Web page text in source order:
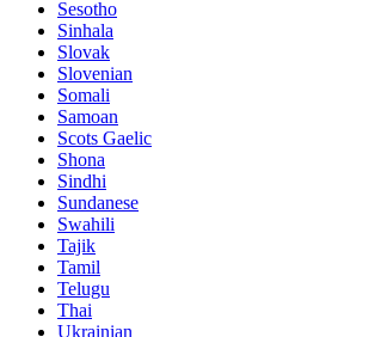
Sesotho
Sinhala
Slovak
Slovenian
Somali
Samoan
Scots Gaelic
Shona
Sindhi
Sundanese
Swahili
Tajik
Tamil
Telugu
Thai
Ukrainian